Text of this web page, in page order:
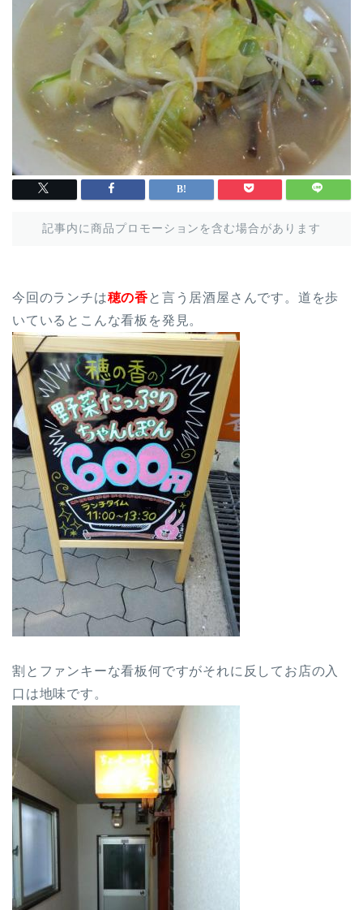
記事内に商品プロモーションを含む場合があります
今回のランチは穂の香 と言う居酒屋さんです。道を歩
いているとこんな看板を発見。
割とファンキーな看板何ですがそれに反してお店の入
口は地味です。